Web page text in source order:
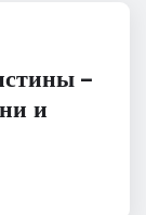
–
и